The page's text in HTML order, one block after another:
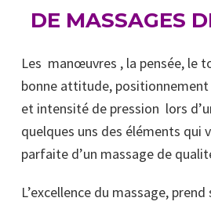
DE MASSAGES
Les manœuvres , la pensée, le
bonne attitude,
et intensité de pression lors
quelques uns des éléments qui
parfaite d’un massage de
L’excellence du massage,